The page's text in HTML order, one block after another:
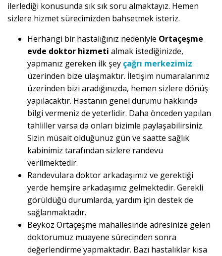
ilerlediği konusunda sık sık soru almaktayız. Hemen
sizlere hizmet sürecimizden bahsetmek isteriz.
Herhangi bir hastalığınız nedeniyle Ortaçeşme
evde doktor hizmeti almak istediğinizde,
yapmanız gereken ilk şey çağrı merkezimiz
üzerinden bize ulaşmaktır. İletişim numaralarımız
üzerinden bizi aradığınızda, hemen sizlere dönüş
yapılacaktır. Hastanın genel durumu hakkında
bilgi vermeniz de yeterlidir. Daha önceden yapılan
tahliller varsa da onları bizimle paylaşabilirsiniz.
Sizin müsait olduğunuz gün ve saatte sağlık
kabinimiz tarafından sizlere randevu
verilmektedir.
Randevulara doktor arkadaşımız ve gerektiği
yerde hemşire arkadaşımız gelmektedir. Gerekli
görüldüğü durumlarda, yardım için destek de
sağlanmaktadır.
Beykoz Ortaçeşme mahallesinde adresinize gelen
doktorumuz muayene sürecinden sonra
değerlendirme yapmaktadır. Bazı hastalıklar kısa